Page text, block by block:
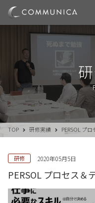
TOP 研修実績 PERSOL プ
研修 2020年05月5日
PERSOL プロセス＆